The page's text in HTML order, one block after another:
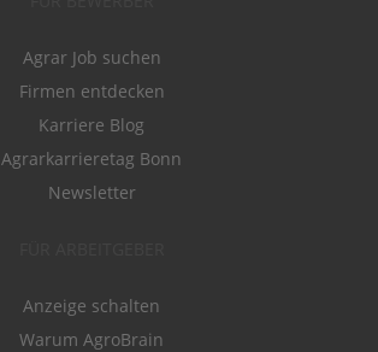
Agrar Job suchen
Firmen entdecken
Karriere Blog
Agrarkarrieretag Bonn
Newsletter
Anzeige schalten
Warum AgroBrain